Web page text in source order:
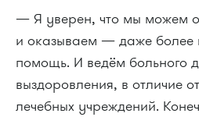
— Я уверен, что мы можем
и оказываем — даже более
помощь. И ведём больного
выздоровления, в отличие
лечебных учреждений.